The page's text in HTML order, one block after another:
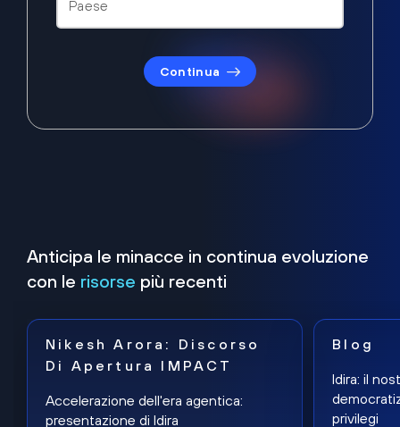
Continua
Anticipa le minacce in continua evoluzione
con le risorse più recenti
Nikesh Arora: Discorso
Di Apertura IMPACT
Accelerazione dell'era agentica:
presentazione di Idira
Blog
Idira: il
privilegi